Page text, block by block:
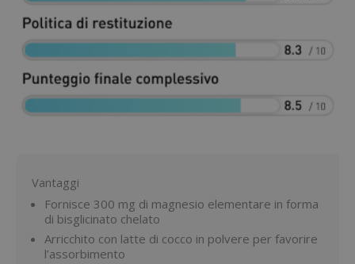
Vantaggi
Fornisce 300 mg di magnesio elementare in forma
di bisglicinato chelato
Arricchito con latte di cocco in polvere per favorire
l’assorbimento